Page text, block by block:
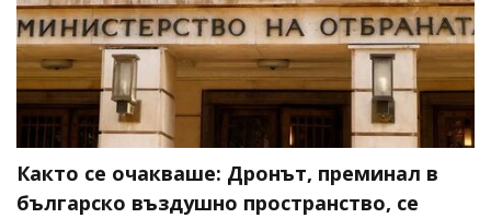
Както се очакваше: Дронът, преминал в
българско въздушно пространство, се